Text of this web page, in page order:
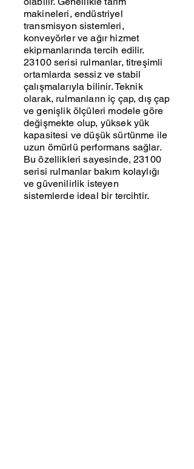
makineleri, endüstriyel
transmisyon sistemleri,
konveyörler ve ağır hizmet
ekipmanlarında tercih edilir.
23100 serisi rulmanlar, titreşimli
ortamlarda sessiz ve stabil
çalışmalarıyla bilinir. Teknik
olarak, rulmanların iç çap, dış çap
ve genişlik ölçüleri modele göre
değişmekte olup, yüksek yük
kapasitesi ve düşük sürtünme ile
uzun ömürlü performans sağlar.
Bu özellikleri sayesinde, 23100
serisi rulmanlar bakım kolaylığı
ve güvenilirlik isteyen
sistemlerde ideal bir tercihtir.